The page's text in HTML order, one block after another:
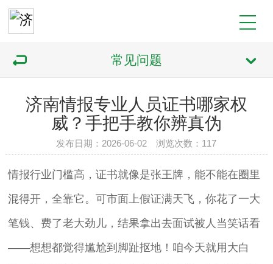
常见问题
济南情报专业人员证书哪家权
威？手把手教你辨真伪
发布日期：2026-06-02 浏览次数：117
情报行业门槛高，证书就像是张王牌，能不能在圈里
混得开，全靠它。可市面上假证满天飞，你花了一大
笔钱、费了老大劲儿，结果拿出去面试被人当笑话看
——想想都觉得尴尬到脚趾抠地！咱今天就用大白